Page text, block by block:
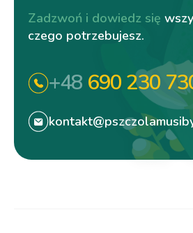
Zadzwoń i dowiedz się
czego potrzebujesz.
+48 690 230